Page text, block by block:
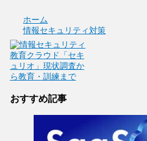
ホーム
情報セキュリティ対策
おすすめ記事